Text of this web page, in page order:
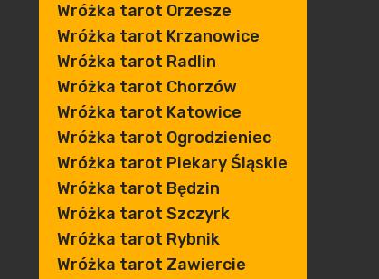
Wróżka tarot Orzesze
Wróżka tarot Krzanowice
Wróżka tarot Radlin
Wróżka tarot Chorzów
Wróżka tarot Katowice
Wróżka tarot Ogrodzieniec
Wróżka tarot Piekary Śląskie
Wróżka tarot Będzin
Wróżka tarot Szczyrk
Wróżka tarot Rybnik
Wróżka tarot Zawiercie